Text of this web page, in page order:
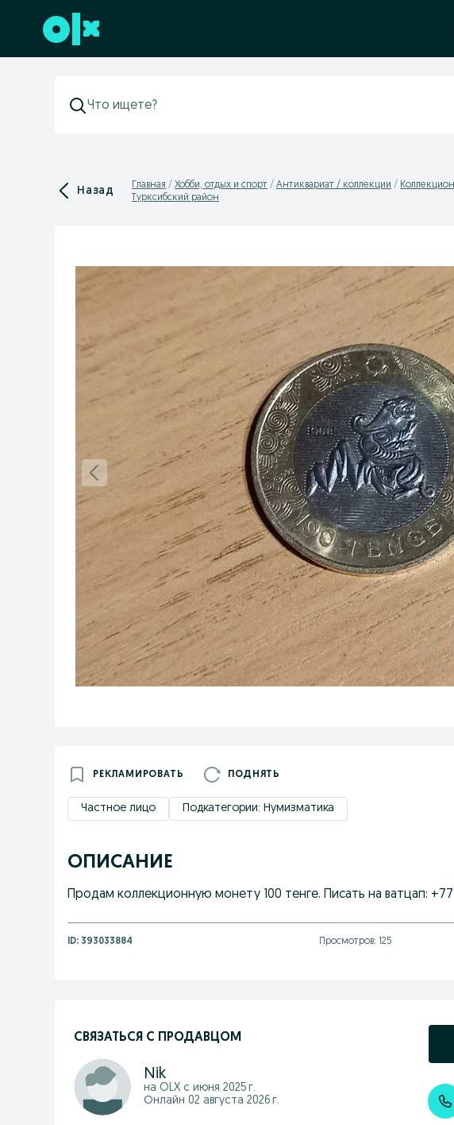
Перейти к нижнему колонтитулу
Назад Главная Хобби, отдых и спорт Антиквариат / коллекции
Турксибский район
РЕКЛАМИРОВАТЬ ПОДНЯТЬ
Частное лицо Подкатегории: Нумизматика
ОПИСАНИЕ
Продам коллекционную монету 100 тенге. Писать на ватцап:
ID: 393033884 Просмотров: 125
СВЯЗАТЬСЯ С ПРОДАВЦОМ
Nik
на OLX с июня 2025 г.
Онлайн 02 августа 2026 г.